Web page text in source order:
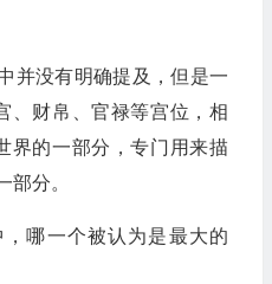
并没有明确提及，但是一
、财帛、官禄等宫位，相
界的一部分，专门用来描
部分。
哪一个被认为是最大的